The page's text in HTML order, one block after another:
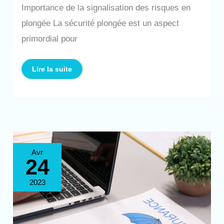
Importance de la signalisation des risques en
plongée La sécurité plongée est un aspect
primordial pour
Lire la suite
Avr
24
2023
il
souscrire
à
une
assurance
spécifique
lorsqu’on
pratique
la
plongée